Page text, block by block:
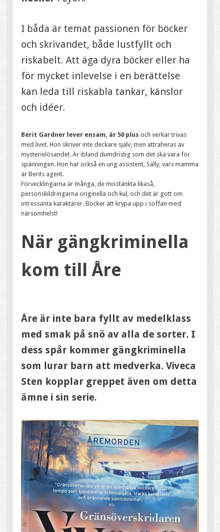
I båda är temat passionen för böcker
och skrivandet, både lustfyllt och
riskabelt. Att äga dyra böcker eller ha
för mycket inlevelse i en berättelse
kan leda till riskabla tankar, känslor
och idéer.
Berit Gardner lever ensam, är 50 plusoch verkar trivas
med livet. Hon skriver inte deckare själv, men attraheras av
mysterielösandet. Är ibland dumdristig som det ska vara för
spänningen. Hon har också en ung assistent, Sally, vars mamma
är Berits agent.
Förvecklingarna är många, de misstänkta likaså,
personskildringarna originella och kul, och det är gott om
intressanta karaktärer. Böcker att krypa upp i soffan med
närsomhelst!
När gängkriminella
kom till Åre
Åre är inte bara fyllt av medelklass
med smak på snö av alla de sorter. I
dess spår kommer gängkriminella
som lurar barn att medverka. Viveca
Sten kopplar greppet även om detta
ämne i sin serie.